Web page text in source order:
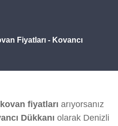
Fiyatları - Kovancı
fiyatları arıyorsanız
Dükkanı olarak Denizli